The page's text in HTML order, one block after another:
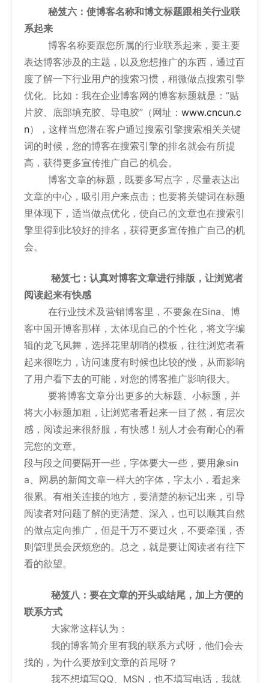
秘笈六：使博客名称和博文标题跟相关行业联
系起来
博客名称要跟您所属的行业联系起来，要主要
表达博客涉及的主题，以及您想推广的东西，通过百
度了解一下行业用户的搜索习惯，稍微做点搜索引擎
优化。比如：我在企业博客网的博客标题就是：“贴
片胶、底部填充胶、导电胶”（网址： www.cncun.c
n），这样当您潜在客户通过搜索引擎搜索相关关键
词的时候，您的博客在搜索引擎的排名就会有所提
高，获得更多宣传推广自己的机会。
博客文章的标题，既要多写点字，尽量表达出
文章的中心，吸引用户来点击；也要将关键词在标题
里体现下，适当做点优化，使自己的文章也在搜索引
擎里得到比较好的排名，获得更多宣传推广自己的机
会。
秘笈七：认真对博客文章进行排版，让浏览者
阅读起来有快感
在行业技术及营销博客里，不要象在Sina、博
客中国开博客那样，太体现自己的个性化，将文字编
辑的龙飞凤舞，选择花里胡哨的模板，往往浏览者看
起来很吃力，访问速度有时候也比较的慢，从而影响
了用户看下去的可能，对您的博客推广影响很大。
要将博客文章分出更多的大标题、小标题，并
将大小标题加粗，让浏览者看起来一目了然，有层次
感，阅读起来很舒服，有快感！别人才会有耐心的看
完您的文章。
段与段之间要隔开一些，字体要大一些，要用象sin
a、网易的新闻文章一样大的字体，字太小，看起来
很累。有相关连接的地方，要清楚的标记出来，引导
阅读者对问题了解的更清楚、深入，也可以顺其自然
的做点定向推广，但是千万不要过火，不要牵强，否
则管理员会厌烦您的。总之，就是要让阅读者有往下
看的欲望。
秘笈八：要在文章的开头或结尾，加上方便的
联系方式
大家常这样认为：
我的博客简介里有我的联系方式呀，他们会去
找的，为什么要放到文章的首尾呀？
我不想填写QQ、MSN，也不填写电话，我就